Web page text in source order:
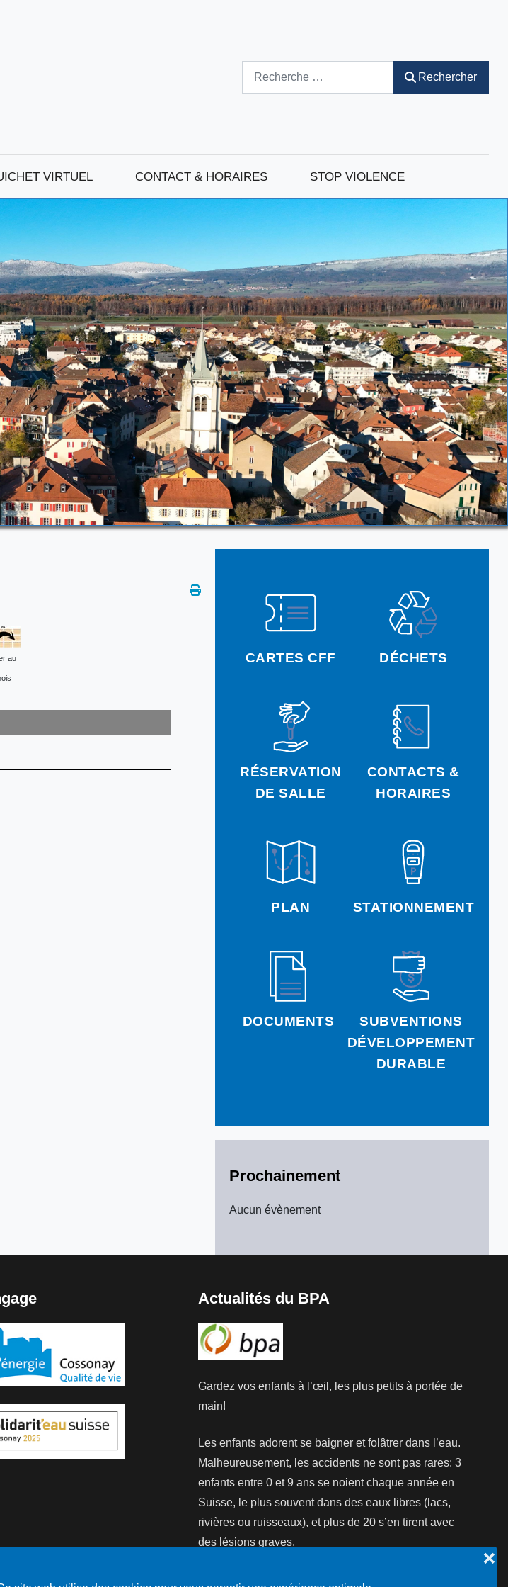
❌
Rechercher
VIRTUEL CONTACT & HORAIRES STOP VIOLENCE
CARTES CFF DÉCHETS
RÉSERVATION
DE SALLE
CONTACTS &
HORAIRES
PLAN STATIONNEMENT
DOCUMENTS
SUBVENTIONS
DÉVELOPPEMENT
DURABLE
Prochainement
Aucun évènement
au
Actualités du BPA
Gardez vos enfants à l’œil, les plus petits à portée de
main!
Les enfants adorent se baigner et folâtrer dans l’eau.
Malheureusement, les accidents ne sont pas rares: 3
enfants entre 0 et 9 ans se noient chaque année en
Suisse, le plus souvent dans des eaux libres (lacs,
rivières ou ruisseaux), et plus de 20 s’en tirent avec
des lésions graves.